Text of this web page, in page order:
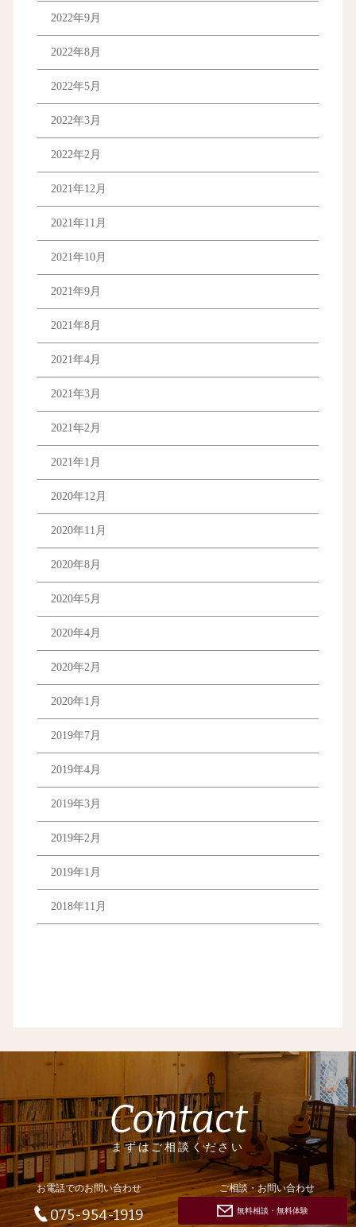
2022年9月
2022年8月
2022年5月
2022年3月
2022年2月
2021年12月
2021年11月
2021年10月
2021年9月
2021年8月
2021年4月
2021年3月
2021年2月
2021年1月
2020年12月
2020年11月
2020年8月
2020年5月
2020年4月
2020年2月
2020年1月
2019年7月
2019年4月
2019年3月
2019年2月
2019年1月
2018年11月
Contact
まずはご相談ください
お電話でのお問い合わせ
075-954-1919
ご相談・お問い合わせ
無料相談・無料体験